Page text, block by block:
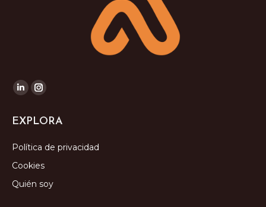
Encuéntranos en:
Linkedin
opens
window
Instagram
opens
window
EXPLORA
Política de privacidad
Cookies
Quién soy